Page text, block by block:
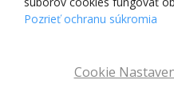
© 2025
Pozrieť ochranu súkromia
Cookie